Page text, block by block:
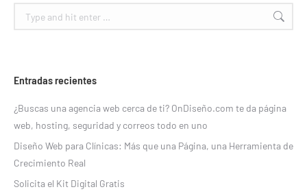
Search:
Entradas recientes
¿Buscas una agencia web cerca de ti? OnDiseño.com te da página
web, hosting, seguridad y correos todo en uno
Diseño Web para Clínicas: Más que una Página, una Herramienta de
Crecimiento Real
Solicita el Kit Digital Gratis